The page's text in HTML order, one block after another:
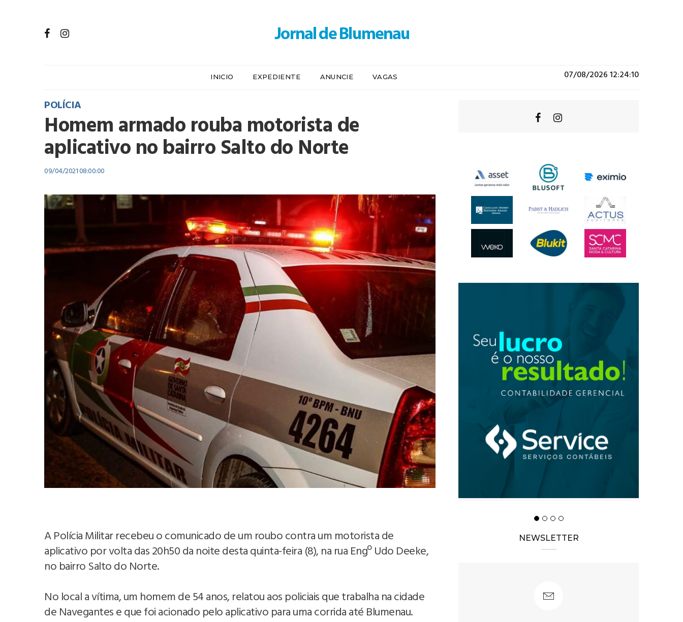
INICIO EXPEDIENTE ANUNCIE VAGAS 07/08/2026 12:24:10
POLÍCIA
Homem armado rouba motorista de
aplicativo no bairro Salto do Norte
09/04/2021 08:00:00
A Polícia Militar recebeu o comunicado de um roubo contra um motorista de
aplicativo por volta das 20h50 da noite desta quinta-feira (8), na rua Engº Udo Deeke,
no bairro Salto do Norte.
No local a vítima, um homem de 54 anos, relatou aos policiais que trabalha na cidade
de Navegantes e que foi acionado pelo aplicativo para uma corrida até Blumenau.